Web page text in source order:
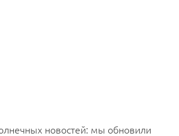
новостей: мы обновили